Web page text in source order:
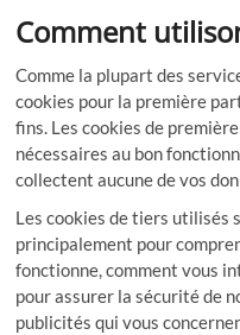
Comment
Comme la plupart des
cookies pour la première
fins. Les cookies de
nécessaires au bon
collectent aucune de vos
Les cookies de tiers utilisés
principalement pour
fonctionne, comment vous
pour assurer la sécurité de
publicités qui vous